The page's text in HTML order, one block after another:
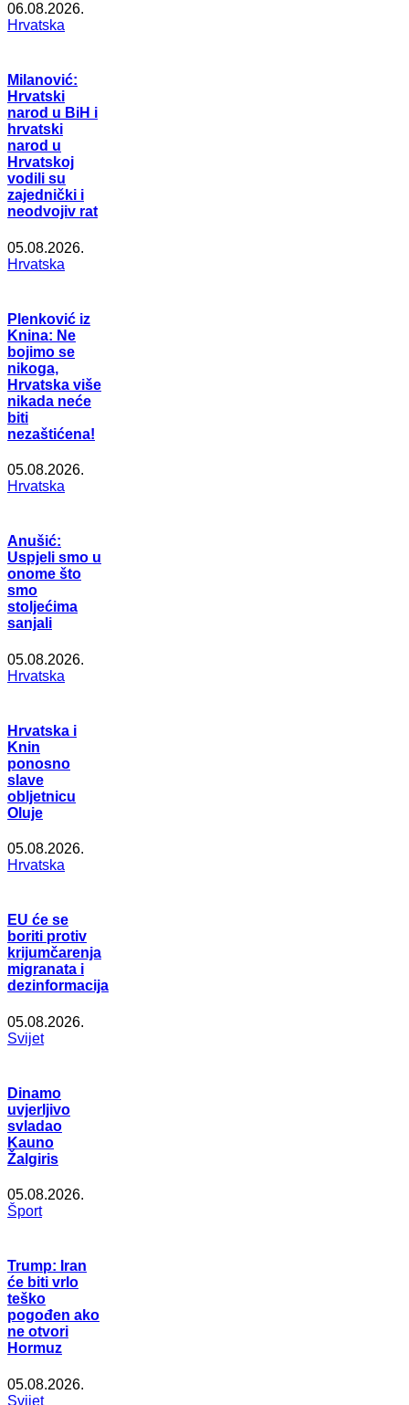
06.08.2026.
Hrvatska
Milanović:
Hrvatski
narod u BiH i
hrvatski
narod u
Hrvatskoj
vodili su
zajednički i
neodvojiv rat
05.08.2026.
Hrvatska
Plenković iz
Knina: Ne
bojimo se
nikoga,
Hrvatska više
nikada neće
biti
nezaštićena!
05.08.2026.
Hrvatska
Anušić:
Uspjeli smo u
onome što
smo
stoljećima
sanjali
05.08.2026.
Hrvatska
Hrvatska i
Knin
ponosno
slave
obljetnicu
Oluje
05.08.2026.
Hrvatska
EU će se
boriti protiv
krijumčarenja
migranata i
dezinformacija
05.08.2026.
Svijet
Dinamo
uvjerljivo
svladao
Kauno
Žalgiris
05.08.2026.
Šport
Trump: Iran
će biti vrlo
teško
pogođen ako
ne otvori
Hormuz
05.08.2026.
Svijet